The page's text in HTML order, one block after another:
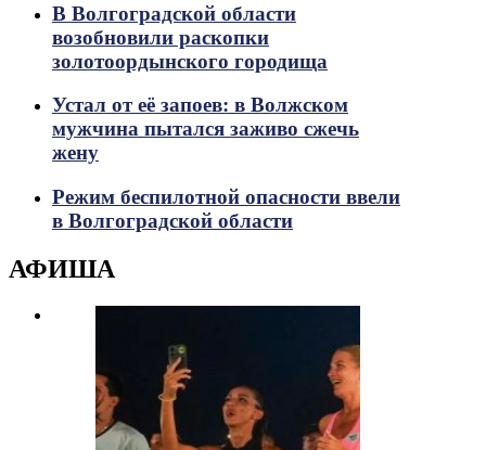
В Волгоградской области
возобновили раскопки
золотоордынского городища
Устал от её запоев: в Волжском
мужчина пытался заживо сжечь
жену
Режим беспилотной опасности ввели
в Волгоградской области
АФИША